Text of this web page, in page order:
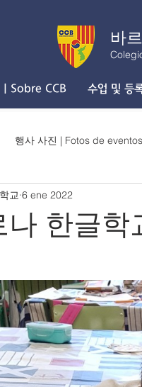
바
| Sobre CCB 수업 및 등
행사 사진 | Fotos de eventos
나 한글학
교 6 ene 2022